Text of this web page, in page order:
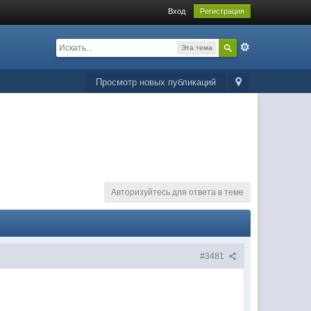
Вход Регистрация
Эта тема
Просмотр новых публикаций
Авторизуйтесь для ответа в теме
#3481